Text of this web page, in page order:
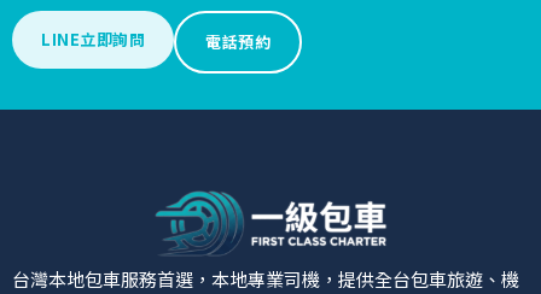
LINE立即詢問 電話預約
台灣本地包車服務首選，本地專業司機，提供全台包車旅遊、機